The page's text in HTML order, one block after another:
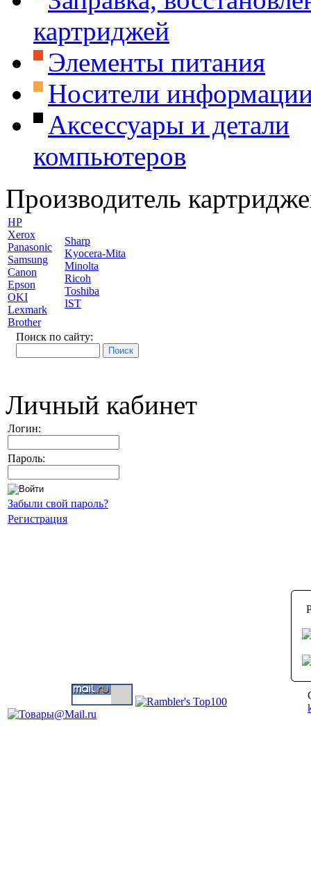
картриджей
Элементы питания
Носители
Аксессуары и детали
компьютеров
Производитель
HP
Xerox
Panasonic
Samsung
Canon
Epson
OKI
Lexmark
Brother
Sharp
Kyocera-Mita
Minolta
Ricoh
Toshiba
IST
Поиск по сайту:
Личный кабинет
Логин:
Пароль:
Забыли свой пароль?
Регистрация